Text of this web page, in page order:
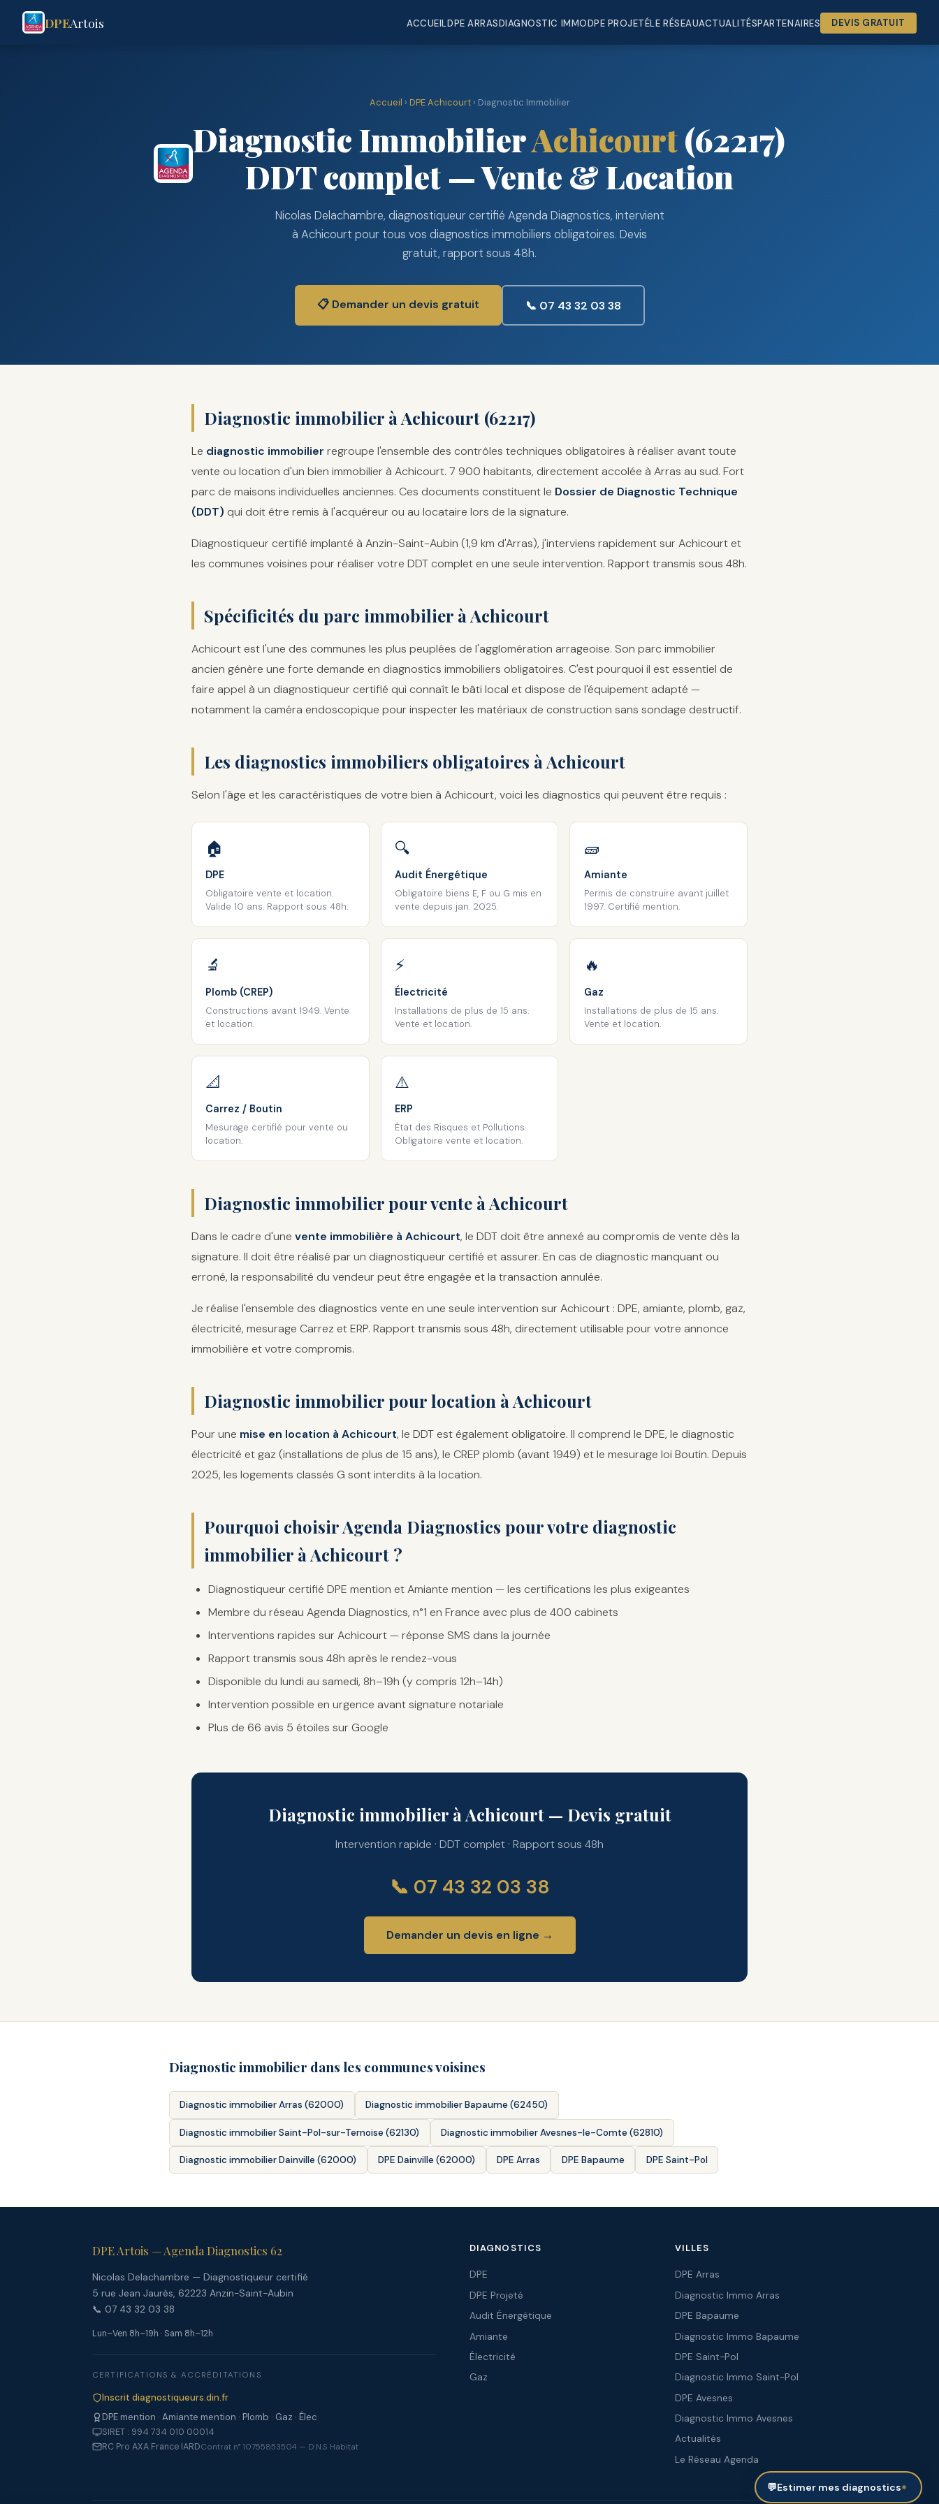
DPEArtois ACCUEILDPE ARRASDIAGNOSTIC IMMODPE PROJETÉLE RÉSEAUACTUALITÉSPARTENAIRES DEVIS GRATUIT
Accueil › DPE Achicourt› Diagnostic Immobilier
Diagnostic ImmobilierAchicourt(62217)
DDT complet — Vente & Location
Nicolas Delachambre, diagnostiqueur certifié Agenda Diagnostics, intervient
à Achicourt pour tous vos diagnostics immobiliers obligatoires. Devis
gratuit, rapport sous 48h.
📋 Demander un devis gratuit 📞 07 43 32 03 38
Diagnostic immobilier à Achicourt (62217)
Le diagnostic immobilier regroupe l'ensemble des contrôles techniques obligatoires à réaliser avant toute
vente ou location d'un bien immobilier à Achicourt. 7 900 habitants, directement accolée à Arras au sud. Fort
parc de maisons individuelles anciennes. Ces documents constituent le Dossier de Diagnostic Technique
(DDT) qui doit être remis à l'acquéreur ou au locataire lors de la signature.
Diagnostiqueur certifié implanté à Anzin-Saint-Aubin (1,9 km d'Arras), j'interviens rapidement sur Achicourt et
les communes voisines pour réaliser votre DDT complet en une seule intervention. Rapport transmis sous 48h.
Spécificités du parc immobilier à Achicourt
Achicourt est l'une des communes les plus peuplées de l'agglomération arrageoise. Son parc immobilier
ancien génère une forte demande en diagnostics immobiliers obligatoires. C'est pourquoi il est essentiel de
faire appel à un diagnostiqueur certifié qui connaît le bâti local et dispose de l'équipement adapté —
notamment la caméra endoscopique pour inspecter les matériaux de construction sans sondage destructif.
Les diagnostics immobiliers obligatoires à Achicourt
Selon l'âge et les caractéristiques de votre bien à Achicourt, voici les diagnostics qui peuvent être requis :
🏠
DPE
Obligatoire vente et location.
Valide 10 ans. Rapport sous 48h.
🔍
Audit Énergétique
Obligatoire biens E, F ou G mis en
vente depuis jan. 2025.
🧱
Amiante
Permis de construire avant juillet
1997. Certifié mention.
🔬
Plomb (CREP)
Constructions avant 1949. Vente
et location.
⚡
Électricité
Installations de plus de 15 ans.
Vente et location.
🔥
Gaz
Installations de plus de 15 ans.
Vente et location.
📐
Carrez / Boutin
Mesurage certifié pour vente ou
location.
⚠️
ERP
État des Risques et Pollutions.
Obligatoire vente et location.
Diagnostic immobilier pour vente à Achicourt
Dans le cadre d'une vente immobilière à Achicourt, le DDT doit être annexé au compromis de vente dès la
signature. Il doit être réalisé par un diagnostiqueur certifié et assurer. En cas de diagnostic manquant ou
erroné, la responsabilité du vendeur peut être engagée et la transaction annulée.
Je réalise l'ensemble des diagnostics vente en une seule intervention sur Achicourt : DPE, amiante, plomb, gaz,
électricité, mesurage Carrez et ERP. Rapport transmis sous 48h, directement utilisable pour votre annonce
immobilière et votre compromis.
Diagnostic immobilier pour location à Achicourt
Pour une mise en location à Achicourt, le DDT est également obligatoire. Il comprend le DPE, le diagnostic
électricité et gaz (installations de plus de 15 ans), le CREP plomb (avant 1949) et le mesurage loi Boutin. Depuis
2025, les logements classés G sont interdits à la location.
Pourquoi choisir Agenda Diagnostics pour votre diagnostic
immobilier à Achicourt ?
Diagnostiqueur certifié DPE mention et Amiante mention — les certifications les plus exigeantes
Membre du réseau Agenda Diagnostics, n°1 en France avec plus de 400 cabinets
Interventions rapides sur Achicourt — réponse SMS dans la journée
Rapport transmis sous 48h après le rendez-vous
Disponible du lundi au samedi, 8h–19h (y compris 12h–14h)
Intervention possible en urgence avant signature notariale
Plus de 66 avis 5 étoiles sur Google
Diagnostic immobilier à Achicourt — Devis gratuit
Intervention rapide · DDT complet · Rapport sous 48h
📞 07 43 32 03 38
Demander un devis en ligne →
Diagnostic immobilier dans les communes voisines
Diagnostic immobilier Arras (62000) Diagnostic immobilier Bapaume (62450)
Diagnostic immobilier Saint-Pol-sur-Ternoise (62130) Diagnostic immobilier Avesnes-le-Comte (62810)
Diagnostic immobilier Dainville (62000) DPE Dainville (62000) DPE Arras DPE Bapaume DPE Saint-Pol
DPE Artois — Agenda Diagnostics 62
Nicolas Delachambre — Diagnostiqueur certifié
5 rue Jean Jaurès, 62223 Anzin-Saint-Aubin
📞 07 43 32 03 38
Lun–Ven 8h–19h · Sam 8h–12h
CERTIFICATIONS & ACCRÉDITATIONS
Inscrit diagnostiqueurs.din.fr
DPE mention · Amiante mention · Plomb · Gaz · Élec
SIRET : 994 734 010 00014
RC Pro AXA France IARDContrat n° 10755853504 — D.N.S Habitat
DIAGNOSTICS
DPE
DPE Projeté
Audit Énergétique
Amiante
Électricité
Gaz
VILLES
DPE Arras
Diagnostic Immo Arras
DPE Bapaume
Diagnostic Immo Bapaume
DPE Saint-Pol
Diagnostic Immo Saint-Pol
DPE Avesnes
Diagnostic Immo Avesnes
Actualités
Le Réseau Agenda
💬Estimer mes diagnostics